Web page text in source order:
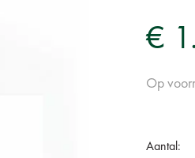
€
Op
Aantal: